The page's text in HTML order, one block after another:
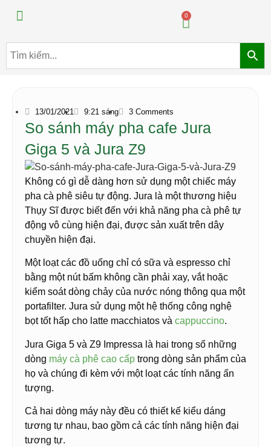
0
13/01/2021 9:21 sáng 3 Comments
So sánh máy pha cafe Jura
Giga 5 và Jura Z9
Không có gì dễ dàng hơn sử dụng một chiếc máy
pha cà phê siêu tự động. Jura là một thương hiệu
Thụy Sĩ được biết đến với khả năng pha cà phê tự
động vô cùng hiện đại, được sản xuất trên dây
chuyền hiện đại.
Một loạt các đồ uống chỉ có sữa và espresso chỉ
bằng một nút bấm không cần phải xay, vắt hoặc
kiểm soát dòng chảy của nước nóng thông qua một
portafilter. Jura sử dụng một hệ thống công nghệ
bọt tốt hấp cho latte macchiatos và cappuccino.
Jura Giga 5 và Z9 Impressa là hai trong số những
dòng máy cà phê cao cấp trong dòng sản phẩm của
họ và chúng đi kèm với một loạt các tính năng ấn
tượng.
Cả hai dòng máy này đều có thiết kế kiểu dáng
tương tự nhau, bao gồm cả các tính năng hiện đại
tương tự.